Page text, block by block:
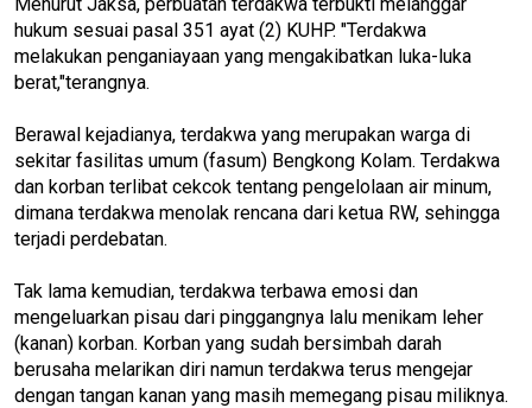
hukum sesuai pasal 351 ayat (2) KUHP. "Terdakwa
melakukan penganiayaan yang mengakibatkan luka-luka
berat,"terangnya.
Berawal kejadianya, terdakwa yang merupakan warga di
sekitar fasilitas umum (fasum) Bengkong Kolam. Terdakwa
dan korban terlibat cekcok tentang pengelolaan air minum,
dimana terdakwa menolak rencana dari ketua RW, sehingga
terjadi perdebatan.
Tak lama kemudian, terdakwa terbawa emosi dan
mengeluarkan pisau dari pinggangnya lalu menikam leher
(kanan) korban. Korban yang sudah bersimbah darah
berusaha melarikan diri namun terdakwa terus mengejar
dengan tangan kanan yang masih memegang pisau miliknya.